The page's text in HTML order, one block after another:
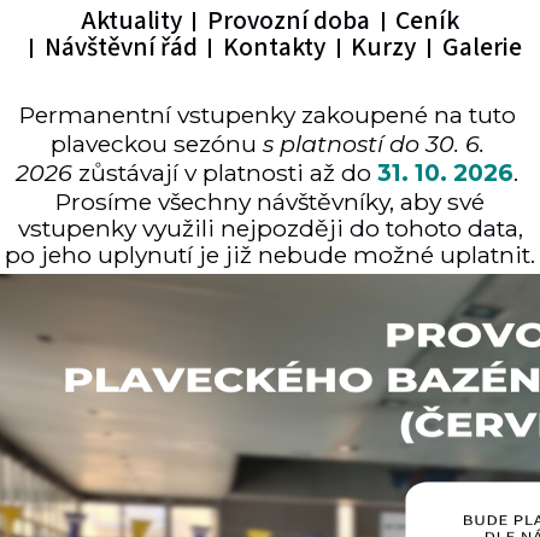
Aktuality Provozní doba Ceník
Návštěvní řád Kontakty Kurzy Galerie
Permanentní vstupenky zakoupené na tuto
plaveckou sezónu s platností do 30. 6.
2026 zůstávají v platnosti až do31. 10. 2026.
Prosíme všechny návštěvníky, aby své
vstupenky využili nejpozději do tohoto data,
po jeho uplynutí je již nebude možné uplatnit.